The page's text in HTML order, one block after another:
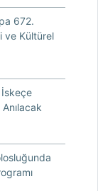
672.
ve Kültürel